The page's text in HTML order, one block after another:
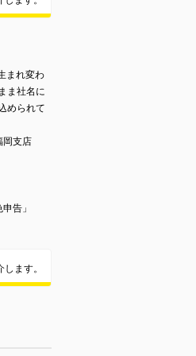
まれ変わ
ま社名に
められて
岡支店
告」
ます。